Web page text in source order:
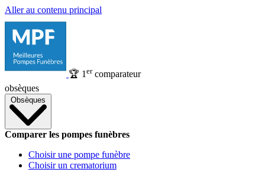
Aller au contenu principal
🏆 1 ercomparateur
obsèques
Obsèques
Comparer les pompes funèbres
Choisir une pompe funèbre
Choisir un crematorium